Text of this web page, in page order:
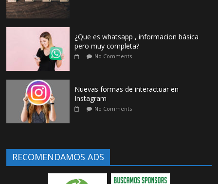
¿Que es whatsapp , informacion básica
pero muy completa?
No Comments
Nuevas formas de interactuar en
Instagram
No Comments
RECOMENDAMOS ADS